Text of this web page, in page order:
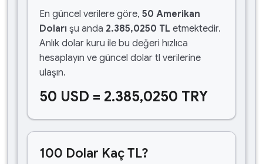
En güncel verilere göre, 50 Amerikan
Doları şu anda 2.385,0250 TL etmektedir.
Anlık dolar kuru ile bu değeri hızlıca
hesaplayın ve güncel dolar tl verilerine
ulaşın.
50 USD = 2.385,0250 TRY
100 Dolar Kaç TL?